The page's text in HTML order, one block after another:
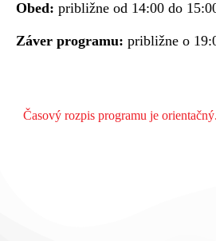
Obed: približne od 14:00 do
Záver programu: približne o
Časový rozpis programu je